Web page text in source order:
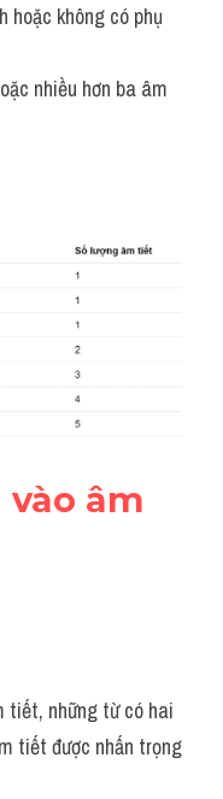
không có phụ
nhiều hơn ba âm
âm
tiết, những từ có hai
tiết được nhấn trọng